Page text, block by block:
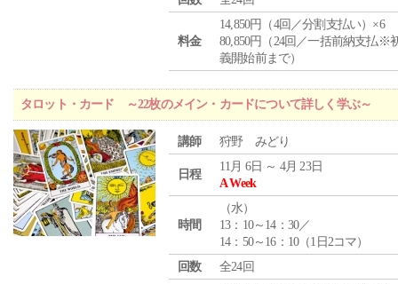
料金
14,850円（4回／分割支払い）×6
80,850円（24回／一括前納支払※
義開始前まで）
タロット・カード ～22枚のメイン・カードについて詳しく学ぶ～
講師 狩野 みどり
日程
11月 6日 ～ 4月 23日
A Week
時間
（水）
13：10～14：30／
14：50～16：10（1日2コマ）
回数
全24回